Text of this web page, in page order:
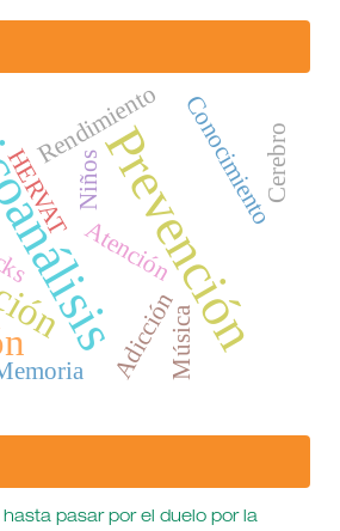
Prevención
Atención
Rendimiento
Niños
Adicción
Conocimiento
HERVAT
Música
Cerebro
pasar por el duelo por la